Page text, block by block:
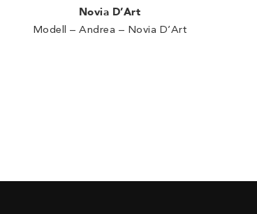
Novia D’Art
Modell – Andrea – Novia D’Art